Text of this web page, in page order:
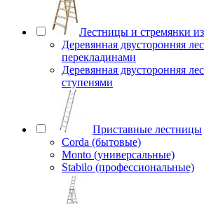
Лестницы и стремянки
Деревянная двусторонняя
перекладинами
Деревянная двусторонняя
ступенями
Приставные лестницы
Corda (бытовые)
Monto (универсальные)
Stabilo (профессиональные)